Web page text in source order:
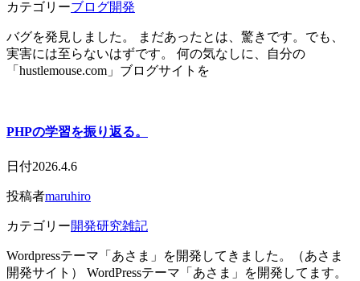
カテゴリーブログ開発
バグを発見しました。 まだあったとは、驚きです。でも、
実害には至らないはずです。 何の気なしに、自分の
「hustlemouse.com」ブログサイトを
PHPの学習を振り返る。
日付2026.4.6
投稿者maruhiro
カテゴリー開発研究雑記
Wordpressテーマ「あさま」を開発してきました。（あさま
開発サイト） WordPressテーマ「あさま」を開発してます。